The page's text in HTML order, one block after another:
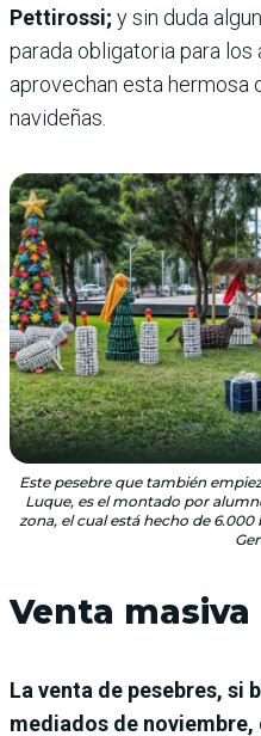
Pettirossi; y sin duda
parada obligatoria para
aprovechan esta hermosa
navideñas.
Este pesebre que también
Luque, es el montado por
zona, el cual está hecho de
Venta masiva
La venta de pesebres, si
mediados de noviembre,